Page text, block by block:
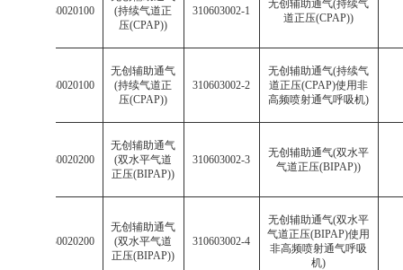
003106030020100
(持续气道正
压(CPAP))
310603002-1
无创辅助通气(持续气
道正压(CPAP))
003106030020100
无创辅助通气
(持续气道正
压(CPAP))
310603002-2
无创辅助通气(持续气
道正压(CPAP)使用非
高频喷射通气呼吸机)
003106030020200
无创辅助通气
(双水平气道
正压(BIPAP))
310603002-3
无创辅助通气(双水平
气道正压(BIPAP))
003106030020200
无创辅助通气
(双水平气道
正压(BIPAP))
310603002-4
无创辅助通气(双水平
气道正压(BIPAP)使用
非高频喷射通气呼吸
机)